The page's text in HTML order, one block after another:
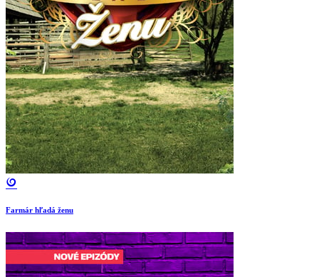
Farmár hľadá ženu